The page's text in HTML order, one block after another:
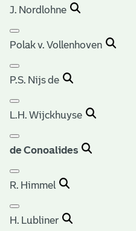
J. Nordlohne
Polak v. Vollenhoven
P.S. Nijs de
L.H. Wijckhuyse
de Conoalides
R. Himmel
H. Lubliner